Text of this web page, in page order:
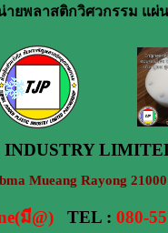
ยพลาสติกวิศวกรรม แผ่
Mueang Rayong 21000
มี@) TEL : 080-